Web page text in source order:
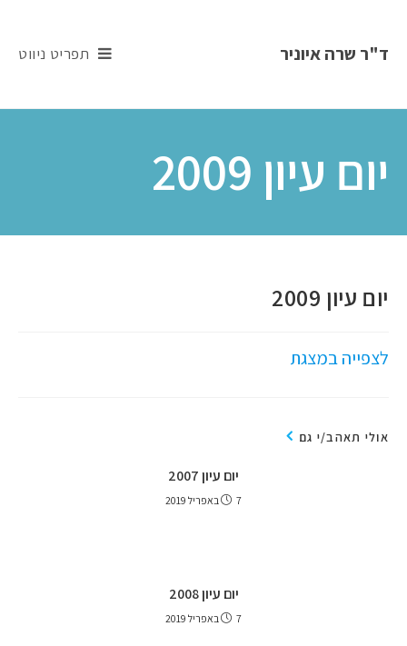
ד"ר שרה איוניר תפריט ניווט
יום עיון 2009
יום עיון 2009
לצפייה במצגת
אולי תאהב/י גם
יום עיון 2007
7 באפריל 2019
יום עיון 2008
7 באפריל 2019